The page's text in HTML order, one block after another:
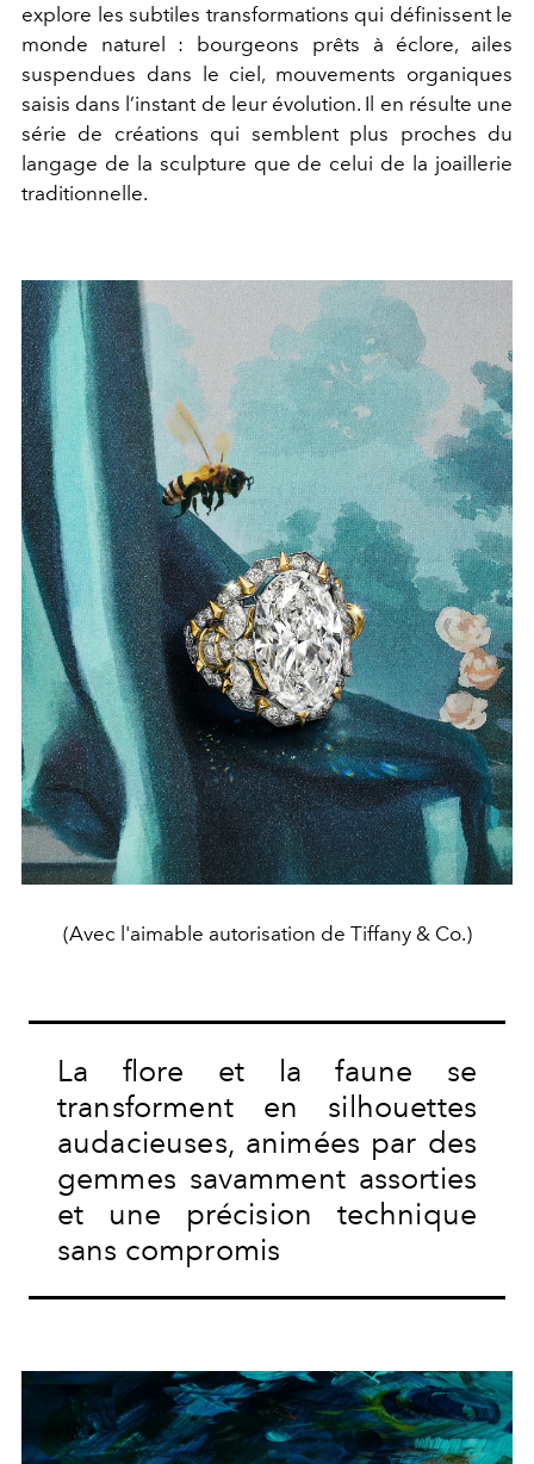
explore les subtiles transformations qui définissent le
monde naturel : bourgeons prêts à éclore, ailes
suspendues dans le ciel, mouvements organiques
saisis dans l’instant de leur évolution. Il en résulte une
série de créations qui semblent plus proches du
langage de la sculpture que de celui de la joaillerie
traditionnelle.
(Avec l'aimable autorisation de Tiffany & Co.)
La flore et la faune se
transforment en silhouettes
audacieuses, animées par des
gemmes savamment assorties
et une précision technique
sans compromis